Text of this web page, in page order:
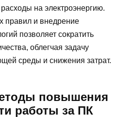
на электроэнергию.
правил и внедрение
позволяет сократить
облегчая задачу
среды и снижения затрат.
повышения
работы за ПК